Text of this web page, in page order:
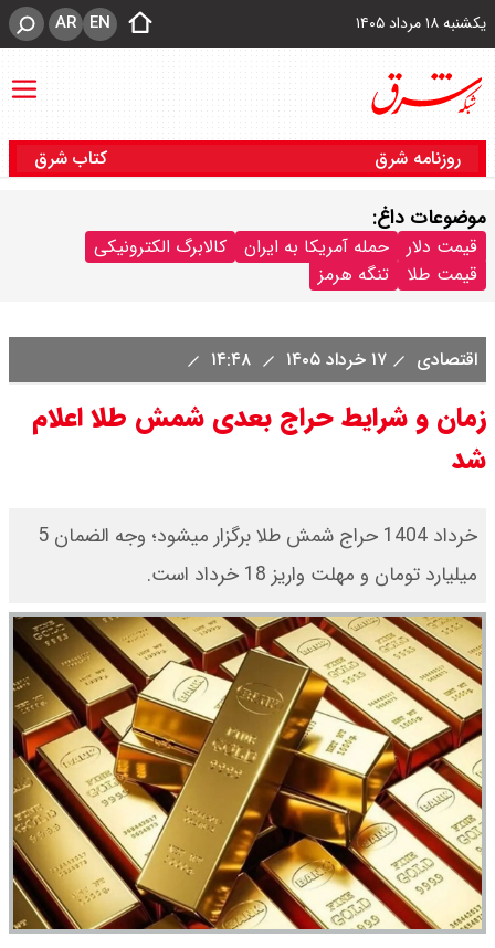
یکشنبه ۱۸ مرداد ۱۴۰۵ EN
AR
روزنامه شرق کتاب شرق
موضوعات داغ:
قیمت دلار حمله آمریکا به ایران
کالابرگ الکترونیکی
قیمت طلا
تنگه هرمز
اقتصادی ۱۷ خرداد ۱۴۰۵
زمان و شرایط حراج بعدی شمش طلا اعلام
شد
​خرداد 1404 حراج شمش طلا برگزار میشود؛ وجه الضمان 5
میلیارد تومان و مهلت واریز 18 خرداد است.